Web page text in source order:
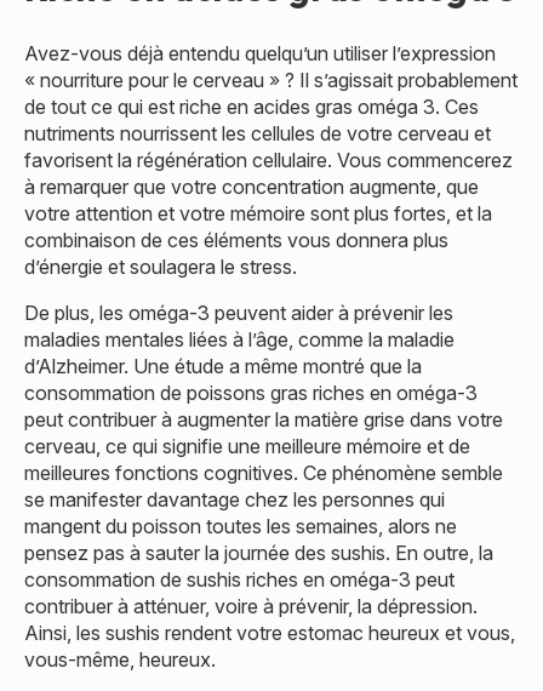
Avez-vous déjà entendu quelqu’un utiliser l’expression
« nourriture pour le cerveau » ? Il s’agissait probablement
de tout ce qui est riche en acides gras oméga 3. Ces
nutriments nourrissent les cellules de votre cerveau et
favorisent la régénération cellulaire. Vous commencerez
à remarquer que votre concentration augmente, que
votre attention et votre mémoire sont plus fortes, et la
combinaison de ces éléments vous donnera plus
d’énergie et soulagera le stress.
De plus, les oméga-3 peuvent aider à prévenir les
maladies mentales liées à l’âge, comme la maladie
d’Alzheimer. Une étude a même montré que la
consommation de poissons gras riches en oméga-3
peut contribuer à augmenter la matière grise dans votre
cerveau, ce qui signifie une meilleure mémoire et de
meilleures fonctions cognitives. Ce phénomène semble
se manifester davantage chez les personnes qui
mangent du poisson toutes les semaines, alors ne
pensez pas à sauter la journée des sushis. En outre, la
consommation de sushis riches en oméga-3 peut
contribuer à atténuer, voire à prévenir, la dépression.
Ainsi, les sushis rendent votre estomac heureux et vous,
vous-même, heureux.